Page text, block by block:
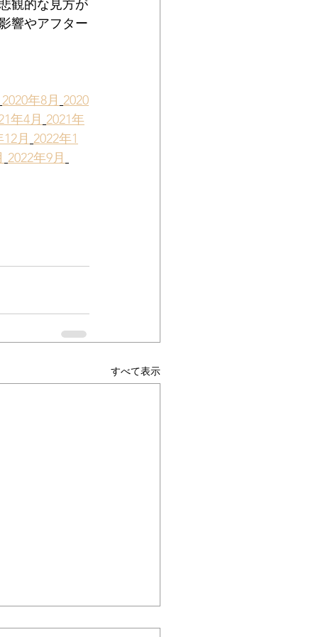
観的な見方が
響やアフター
2020年8月 2020
年4月 2021年
月 2022年1
2022年9月
すべて表示